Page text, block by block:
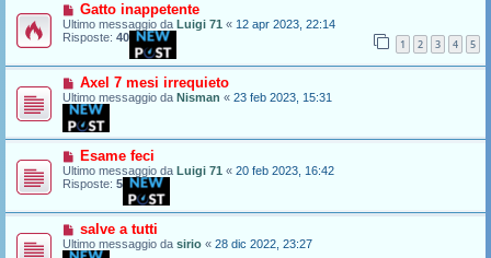
Gatto inappetente
Ultimo messaggio da Luigi 71 « 12 apr 2023, 22:14
Risposte: 40 1 2 3 4 5
Axel 7 mesi irrequieto
Ultimo messaggio da Nisman « 23 feb 2023, 15:31
Esame feci
Ultimo messaggio da Luigi 71 « 20 feb 2023, 16:42
Risposte: 5
salve a tutti
Ultimo messaggio da sirio « 28 dic 2022, 23:27